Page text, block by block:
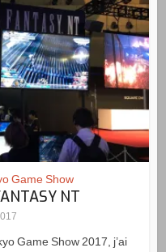
Game Show
NT
Game Show 2017, j’ai